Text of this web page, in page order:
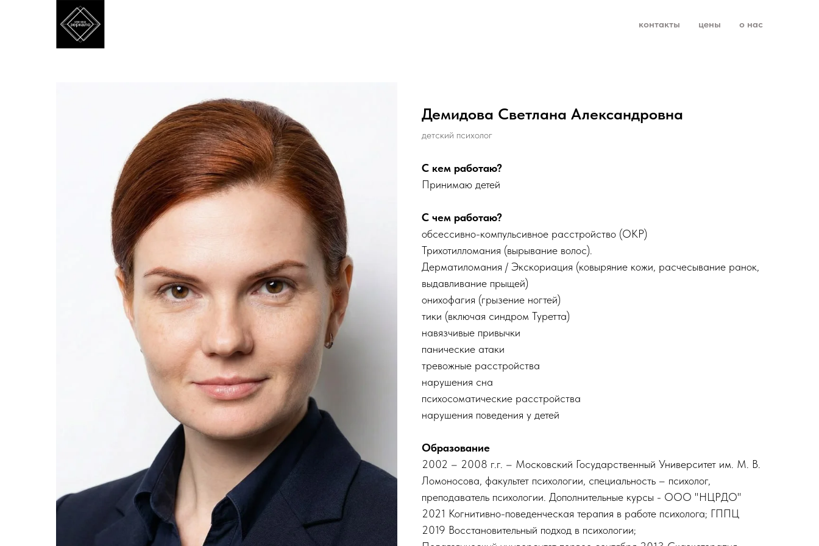
контакты цены о нас
Демидова Светлана Александровна
детский психолог
С кем работаю?
Принимаю детей
С чем работаю?
обсессивно-компульсивное расстройство (ОКР)
Трихотилломания (вырывание волос).
Дерматиломания / Экскориация (ковыряние кожи, расчесывание ранок,
выдавливание прыщей)
онихофагия (грызение ногтей)
тики (включая синдром Туретта)
навязчивые привычки
панические атаки
тревожные расстройства
нарушения сна
психосоматические расстройства
нарушения поведения у детей
Образование
2002 – 2008 г.г. – Московский Государственный Университет им. М. В.
Ломоносова, факультет психологии, специальность – психолог,
преподаватель психологии. Дополнительные курсы - ООО "НЦРДО"
2021 Когнитивно-поведенческая терапия в работе психолога; ГППЦ
2019 Восстановительный подход в психологии;